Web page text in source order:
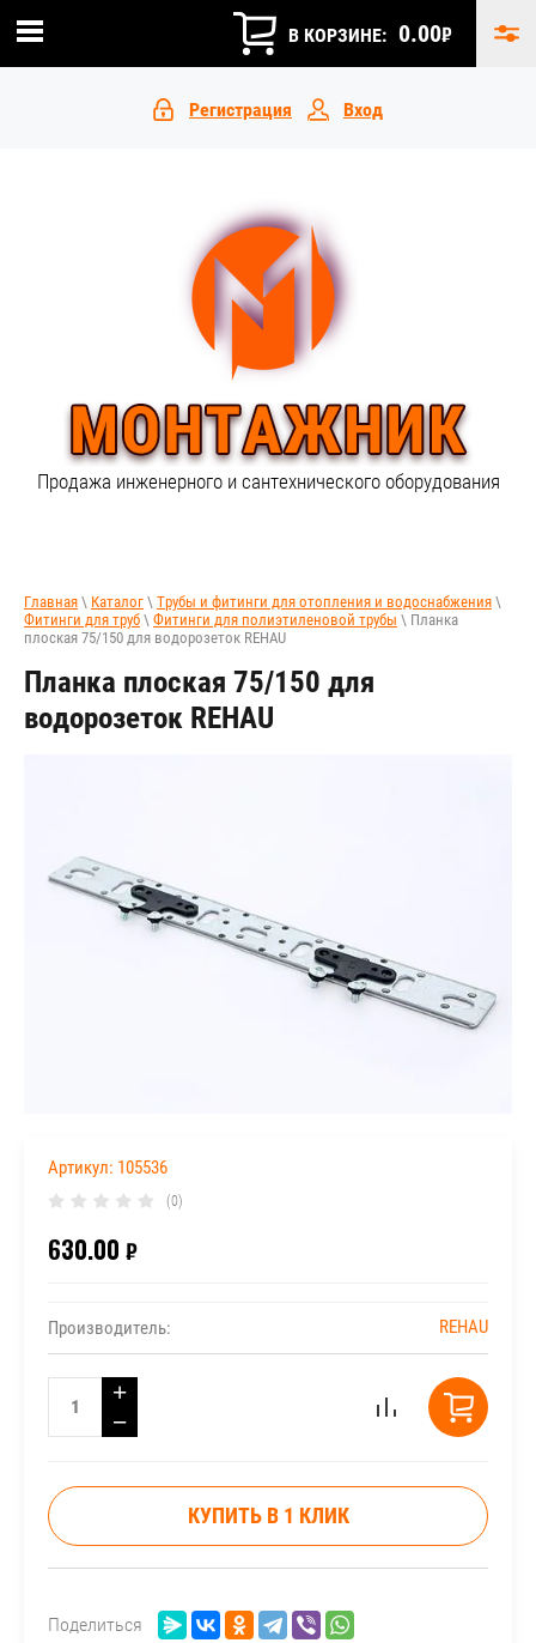
В КОРЗИНЕ: 0.00₽
Регистрация Вход
Продажа инженерного и сантехнического оборудования
Главная \ Каталог \ Трубы и фитинги для отопления и водоснабжения \
Фитинги для труб \ Фитинги для полиэтиленовой трубы \ Планка
плоская 75/150 для водорозеток REHAU
Планка плоская 75/150 для
водорозеток REHAU
Артикул: 105536
(0)
630.00 ₽
Производитель: REHAU
−
+
КУПИТЬ В 1 КЛИК
Поделиться